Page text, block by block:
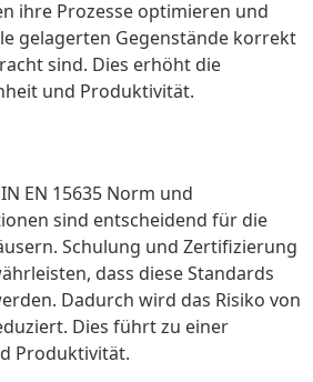
ihre Prozesse optimieren und
gelagerten Gegenstände korrekt
sind. Dies erhöht die
und Produktivität.
EN 15635 Norm und
sind entscheidend für die
Schulung und Zertifizierung
dass diese Standards
Dadurch wird das Risiko von
Dies führt zu einer
Produktivität.